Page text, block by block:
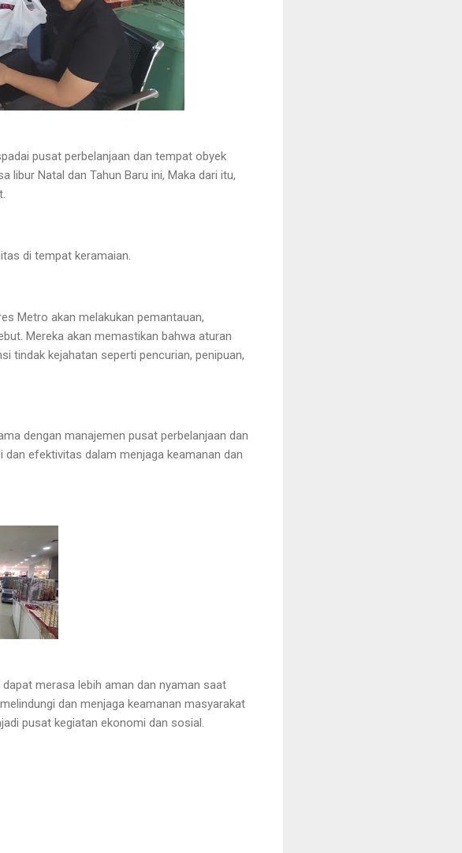
pusat perbelanjaan dan tempat obyek
libur Natal dan Tahun Baru ini, Maka dari itu,
di tempat keramaian.
Metro akan melakukan pemantauan,
Mereka akan memastikan bahwa aturan
tindak kejahatan seperti pencurian, penipuan,
dengan manajemen pusat perbelanjaan dan
efektivitas dalam menjaga keamanan dan
merasa lebih aman dan nyaman saat
dan menjaga keamanan masyarakat
pusat kegiatan ekonomi dan sosial.